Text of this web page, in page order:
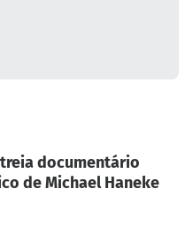
documentário
de Michael Haneke